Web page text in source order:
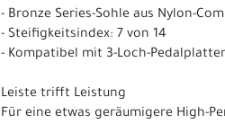
- Bronze Series-Sohle aus Nylon-
- Steifigkeitsindex: 7 von 14
- Kompatibel mit 3-Loch-
Leiste trifft Leistung
Für eine etwas geräumigere High-